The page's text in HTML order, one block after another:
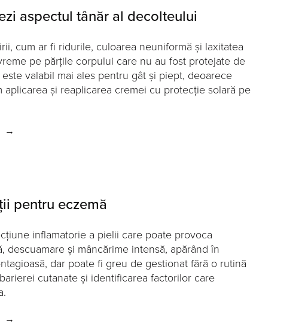
aspectul tânăr al decolteului
cum ar fi ridurile, culoarea neuniformă și laxitatea
pe părțile corpului care nu au fost protejate de
valabil mai ales pentru gât și piept, deoarece
aplicarea și reaplicarea cremei cu protecție solară pe
→
pentru eczemă
inflamatorie a pielii care poate provoca
descuamare și mâncărime intensă, apărând în
dar poate fi greu de gestionat fără o rutină
cutanate și identificarea factorilor care
→